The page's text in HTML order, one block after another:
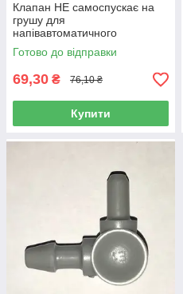
Клапан НЕ самоспускає на
грушу для
напівавтоматичного
тонометра LD, Rossmax, AND
704, AND 604
Готово до відправки
69,30 ₴ 76,10 ₴
Купити